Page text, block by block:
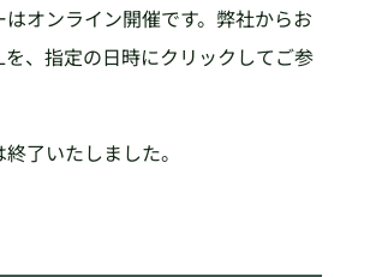
オンライン開催です。弊社からお
、指定の日時にクリックしてご参
了いたしました。